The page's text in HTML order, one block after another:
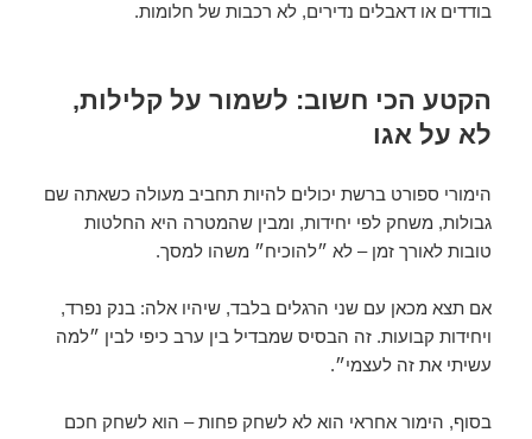
בודדים או דאבלים נדירים, לא רכבות של חלומות.
הקטע הכי חשוב: לשמור על קלילות,
לא על אגו
הימורי ספורט ברשת יכולים להיות תחביב מעולה כשאתה שם
גבולות, משחק לפי יחידות, ומבין שהמטרה היא החלטות
טובות לאורך זמן – לא ״להוכיח״ משהו למסך.
אם תצא מכאן עם שני הרגלים בלבד, שיהיו אלה: בנק נפרד,
ויחידות קבועות. זה הבסיס שמבדיל בין ערב כיפי לבין ״למה
עשיתי את זה לעצמי״.
בסוף, הימור אחראי הוא לא לשחק פחות – הוא לשחק חכם